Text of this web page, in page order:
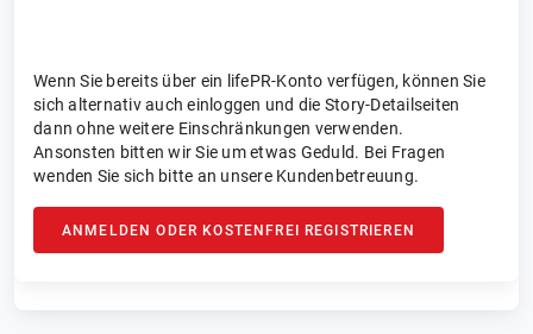
Wenn Sie bereits über ein lifePR-Konto verfügen, können Sie
sich alternativ auch einloggen und die Story-Detailseiten
dann ohne weitere Einschränkungen verwenden.
Ansonsten bitten wir Sie um etwas Geduld. Bei Fragen
wenden Sie sich bitte an unsere Kundenbetreuung.
ANMELDEN ODER KOSTENFREI REGISTRIEREN